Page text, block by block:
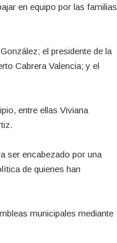
en equipo por las familias
el presidente de la
Cabrera Valencia; y el
entre ellas Viviana
ser encabezado por una
de quienes han
municipales mediante